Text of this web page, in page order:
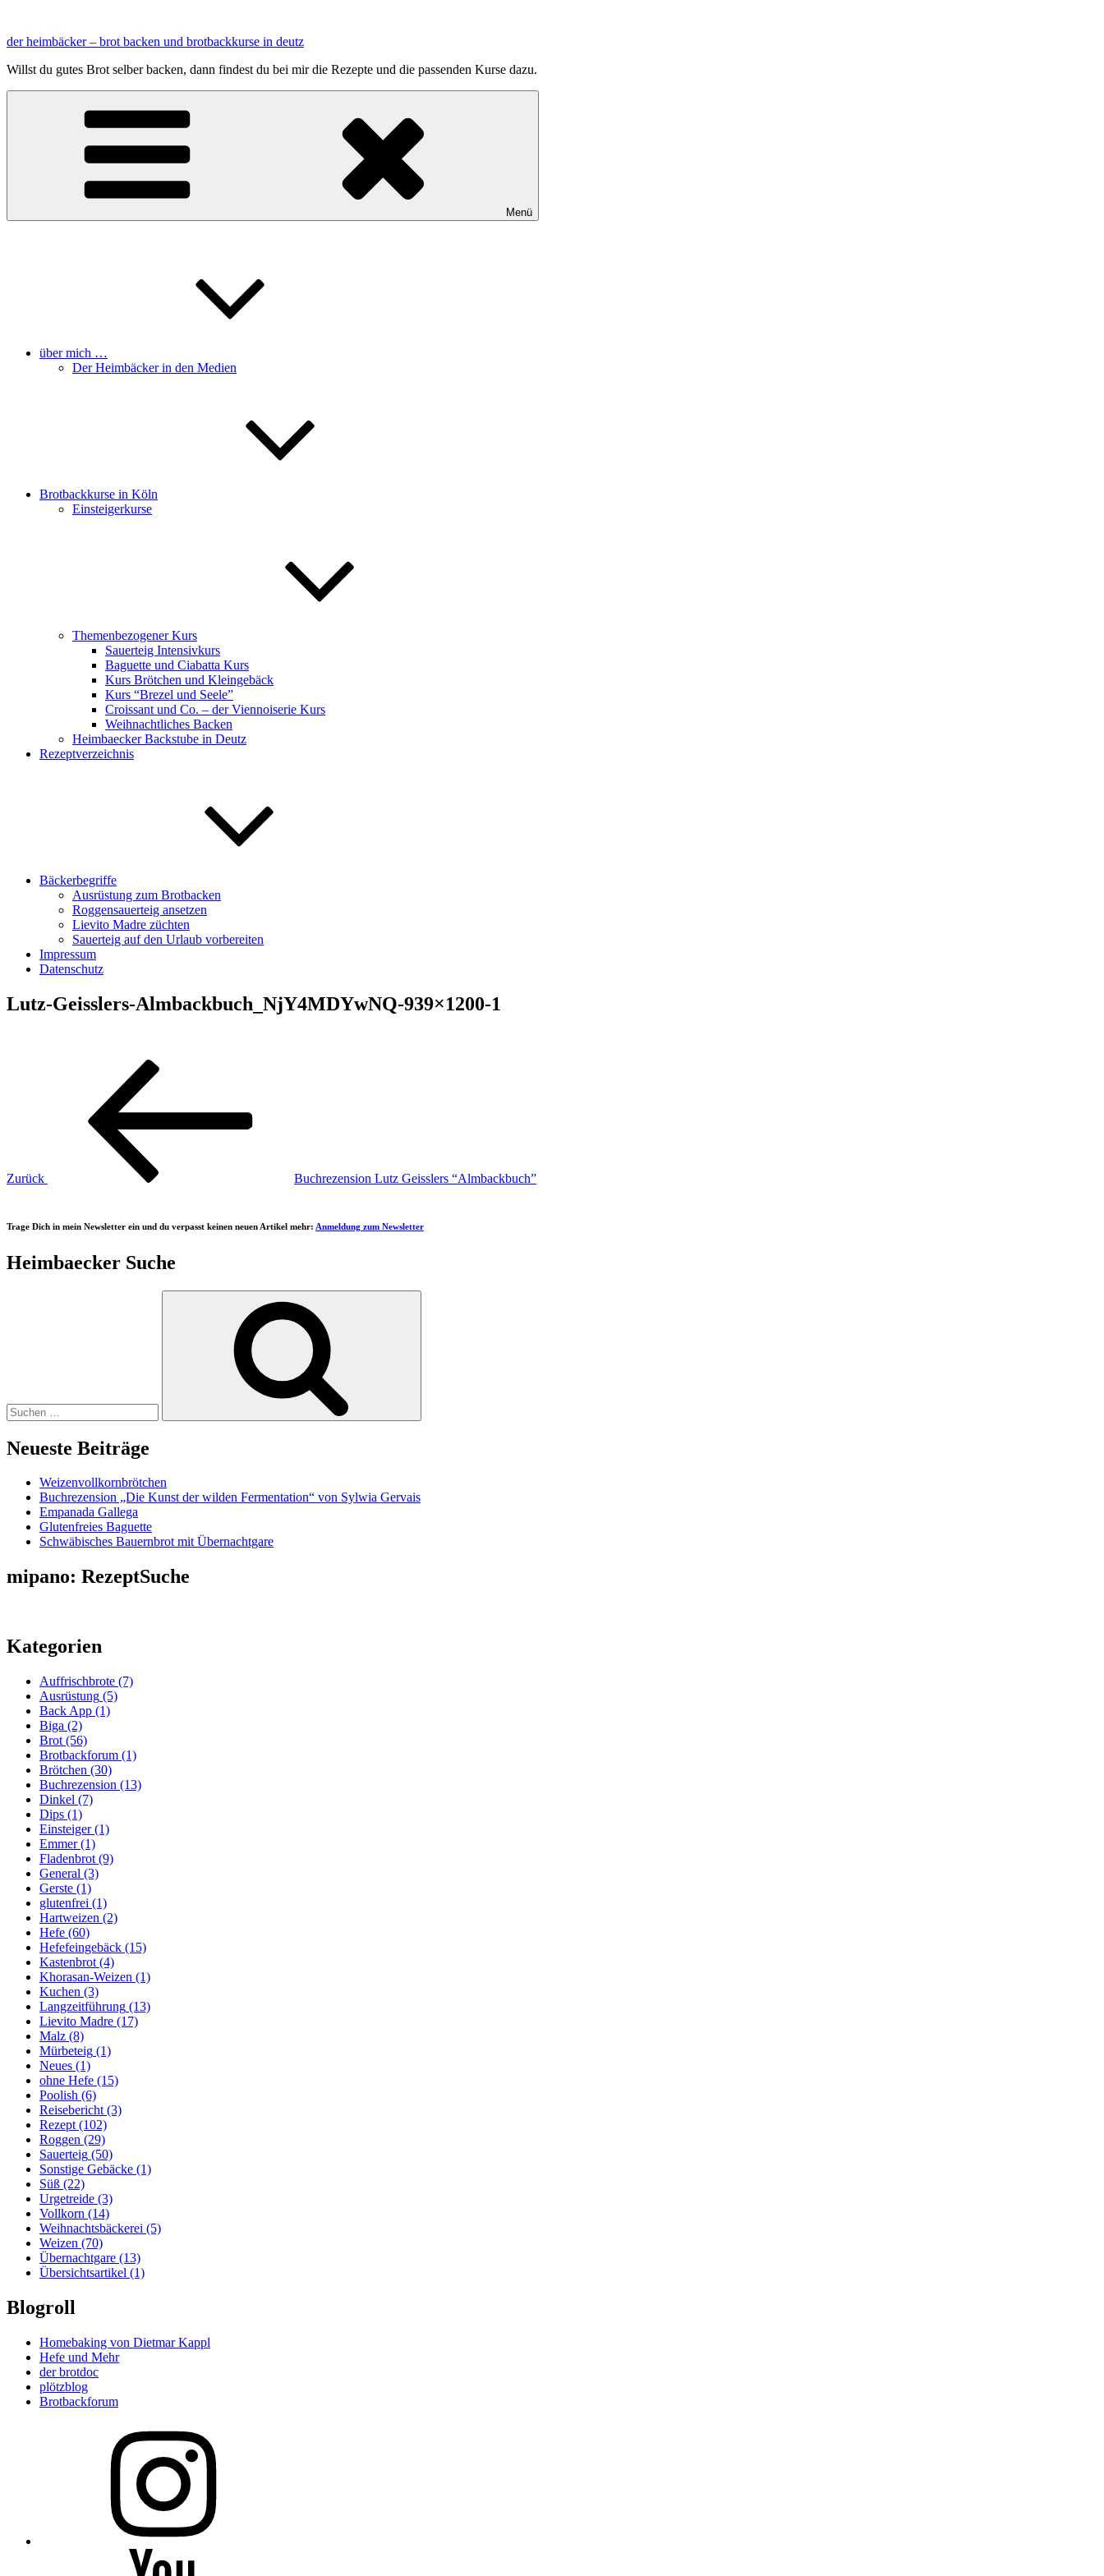
springen
der heimbäcker – brot backen und brotbackkurse in deutz
Willst du gutes Brot selber backen, dann findest du bei mir die Rezepte und die passenden Kurse dazu.
Menü
über mich …
Der Heimbäcker in den Medien
Brotbackkurse in Köln
Einsteigerkurse
Themenbezogener Kurs
Sauerteig Intensivkurs
Baguette und Ciabatta Kurs
Kurs Brötchen und Kleingebäck
Kurs “Brezel und Seele”
Croissant und Co. – der Viennoiserie Kurs
Weihnachtliches Backen
Heimbaecker Backstube in Deutz
Rezeptverzeichnis
Bäckerbegriffe
Ausrüstung zum Brotbacken
Roggensauerteig ansetzen
Lievito Madre züchten
Sauerteig auf den Urlaub vorbereiten
Impressum
Datenschutz
Lutz-Geisslers-Almbackbuch_NjY4MDYwNQ-939×1200-1
Beitragsnavigation
Zurück Buchrezension Lutz Geisslers “Almbackbuch”
Trage Dich in mein Newsletter ein und du verpasst keinen neuen Artikel mehr: Anmeldung zum Newsletter
Heimbaecker Suche
Neueste Beiträge
Weizenvollkornbrötchen
Buchrezension „Die Kunst der wilden Fermentation“ von Sylwia Gervais
Empanada Gallega
Glutenfreies Baguette
Schwäbisches Bauernbrot mit Übernachtgare
mipano: RezeptSuche
Kategorien
Auffrischbrote (7)
Ausrüstung (5)
Back App (1)
Biga (2)
Brot (56)
Brotbackforum (1)
Brötchen (30)
Buchrezension (13)
Dinkel (7)
Dips (1)
Einsteiger(1)
Emmer(1)
Fladenbrot (9)
General (3)
Gerste (1)
glutenfrei (1)
Hartweizen (2)
Hefe (60)
Hefefeingebäck (15)
Kastenbrot (4)
Khorasan-Weizen (1)
Kuchen (3)
Langzeitführung (13)
Lievito Madre (17)
Malz (8)
Mürbeteig (1)
Neues (1)
ohne Hefe (15)
Poolish (6)
Reisebericht (3)
Rezept (102)
Roggen (29)
Sauerteig (50)
Sonstige Gebäcke (1)
Süß (22)
Urgetreide (3)
Vollkorn (14)
Weihnachtsbäckerei (5)
Weizen (70)
Übernachtgare (13)
Übersichtsartikel (1)
Blogroll
Homebaking von Dietmar Kappl
Hefe und Mehr
der brotdoc
plötzblog
Brotbackforum